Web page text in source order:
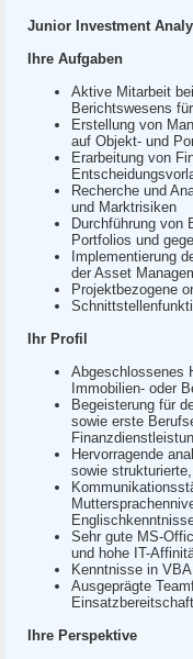
Junior Investment
Ihre Aufgaben
Aktive Mitarbeit
Berichtswesens
Erstellung von
auf Objekt- und
Erarbeitung von
Recherche und
und Marktrisiken
Durchführung von
Portfolios und
Implementierung
der Asset
Projektbezogene
Ihr Profil
Abgeschlossenes
Immobilien- oder
Begeisterung für
sowie erste
Hervorragende
sowie
Sehr gute MS-
und hohe IT-
Kenntnisse in
Ausgeprägte
Einsatzbereitschaft
Ihre Perspektive